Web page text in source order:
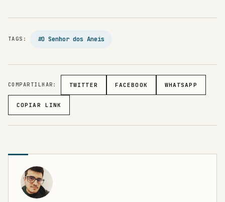
TAGS: #O Senhor dos Aneis
COMPARTILHAR: TWITTER FACEBOOK WHATSAPP
COPIAR LINK